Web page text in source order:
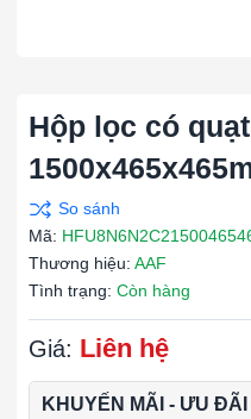
Hộp lọc có
Mã:
Thương hiệu: AAF
Tình trạng: Còn hàng
Giá: Liên hệ
KHUYẾN MÃI - ƯU ĐÃI